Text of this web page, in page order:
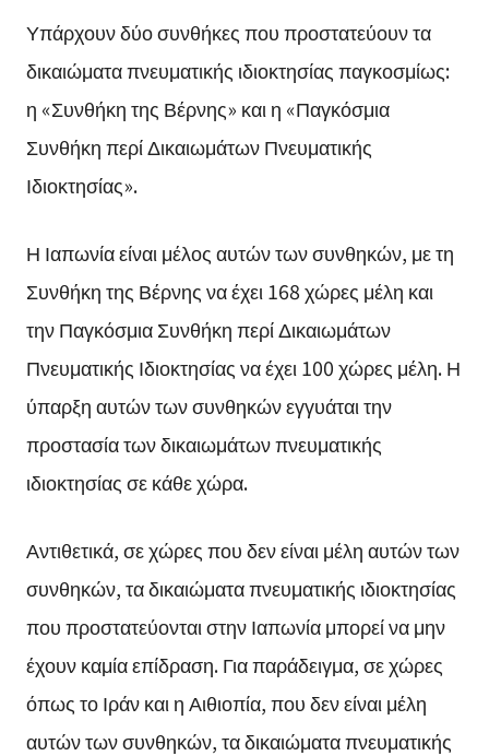
Υπάρχουν δύο συνθήκες που προστατεύουν τα
δικαιώματα πνευματικής ιδιοκτησίας παγκοσμίως:
η «Συνθήκη της Βέρνης» και η «Παγκόσμια
Συνθήκη περί Δικαιωμάτων Πνευματικής
Ιδιοκτησίας».
Η Ιαπωνία είναι μέλος αυτών των συνθηκών, με τη
Συνθήκη της Βέρνης να έχει 168 χώρες μέλη και
την Παγκόσμια Συνθήκη περί Δικαιωμάτων
Πνευματικής Ιδιοκτησίας να έχει 100 χώρες μέλη. Η
ύπαρξη αυτών των συνθηκών εγγυάται την
προστασία των δικαιωμάτων πνευματικής
ιδιοκτησίας σε κάθε χώρα.
Αντιθετικά, σε χώρες που δεν είναι μέλη αυτών των
συνθηκών, τα δικαιώματα πνευματικής ιδιοκτησίας
που προστατεύονται στην Ιαπωνία μπορεί να μην
έχουν καμία επίδραση. Για παράδειγμα, σε χώρες
όπως το Ιράν και η Αιθιοπία, που δεν είναι μέλη
αυτών των συνθηκών, τα δικαιώματα πνευματικής